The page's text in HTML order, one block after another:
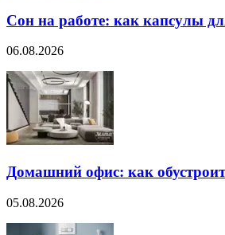
Сон на работе: как капсулы
06.08.2026
Домашний офис: как
05.08.2026